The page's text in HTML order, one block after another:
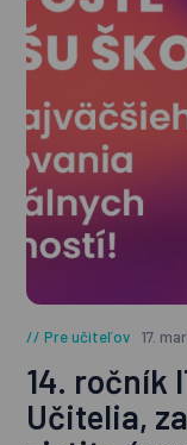
Pre učiteľov 17.
14. ročník
Učitelia,